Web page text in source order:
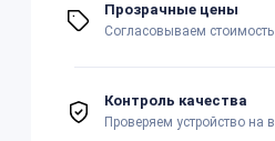
Прозрачные цены
Согласовываем
Контроль качества
Проверяем устройство на